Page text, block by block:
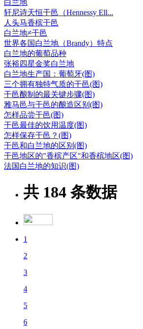
白兰地
轩尼诗天恒干邑（Hennessy Ell...
人头马香槟干邑
白兰地≠干邑
世界各国白兰地（Brandy）特点
白兰地的葡萄品种
张裕四星金奖白兰地
白兰地生产国：葡萄牙(图)
三个拥有独特气质的干邑(图)
干邑酿制的最关键步骤(图)
雅马邑与干邑的酿造区别(图)
怎样品尝干邑(图)
干邑最佳的饮用温度(图)
怎样保存干邑？(图)
干邑和白兰地的区别(图)
干邑地区的"香槟产区"和香槟地区(图)
法国白兰地的知识(图)
共 184 条数据
1
2
3
4
5
6